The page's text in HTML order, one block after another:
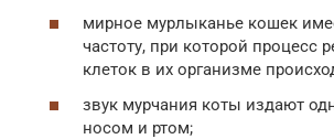
мирное мурлыканье кошек
частоту, при которой процесс
клеток в их организме
звук мурчания коты издают
носом и ртом;